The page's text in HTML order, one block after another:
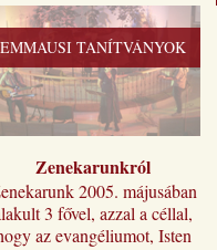
EMMAUSI TANÍTVÁNYOK
Zenekarunkról
2005. májusában
3 fővel, azzal a céllal,
az evangéliumot, Isten